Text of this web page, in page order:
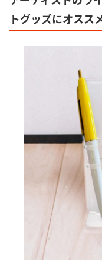
トグッズにオスス